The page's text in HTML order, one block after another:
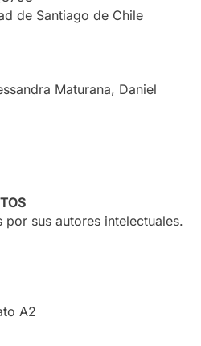
de Santiago de Chile
Maturana, Daniel
sus autores intelectuales.
A2